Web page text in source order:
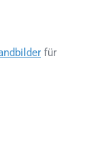
für